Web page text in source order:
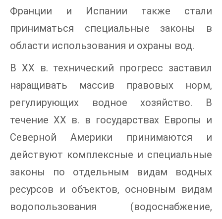
Франции и Испании также стали
приниматься специальные законы в
области использования и охраны вод.
В XX в. технический прогресс заставил
наращивать массив правовых норм,
регулирующих водное хозяйство. В
течение XX в. в государствах Европы и
Северной Америки принимаются и
действуют комплексные и специальные
законы по отдельным видам водных
ресурсов и объектов, основным видам
водопользования (водоснабжение,